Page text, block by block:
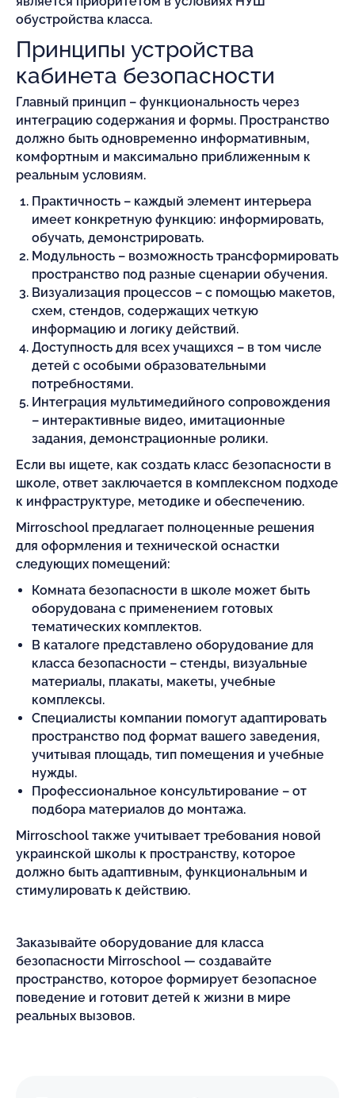
обустройства класса.
Принципы устройства
кабинета безопасности
Главный принцип – функциональность через
интеграцию содержания и формы. Пространство
должно быть одновременно информативным,
комфортным и максимально приближенным к
реальным условиям.
Практичность – каждый элемент интерьера
имеет конкретную функцию: информировать,
обучать, демонстрировать.
Модульность – возможность трансформировать
пространство под разные сценарии обучения.
Визуализация процессов – с помощью макетов,
схем, стендов, содержащих четкую
информацию и логику действий.
Доступность для всех учащихся – в том числе
детей с особыми образовательными
потребностями.
Интеграция мультимедийного сопровождения
– интерактивные видео, имитационные
задания, демонстрационные ролики.
Если вы ищете, как создать класс безопасности в
школе, ответ заключается в комплексном подходе
к инфраструктуре, методике и обеспечению.
Mirroschool предлагает полноценные решения
для оформления и технической оснастки
следующих помещений:
Комната безопасности в школе может быть
оборудована с применением готовых
тематических комплектов.
В каталоге представлено оборудование для
класса безопасности – стенды, визуальные
материалы, плакаты, макеты, учебные
комплексы.
Специалисты компании помогут адаптировать
пространство под формат вашего заведения,
учитывая площадь, тип помещения и учебные
нужды.
Профессиональное консультирование – от
подбора материалов до монтажа.
Mirroschool также учитывает требования новой
украинской школы к пространству, которое
должно быть адаптивным, функциональным и
стимулировать к действию.
Заказывайте оборудование для класса
безопасности Mirroschool — создавайте
пространство, которое формирует безопасное
поведение и готовит детей к жизни в мире
реальных вызовов.